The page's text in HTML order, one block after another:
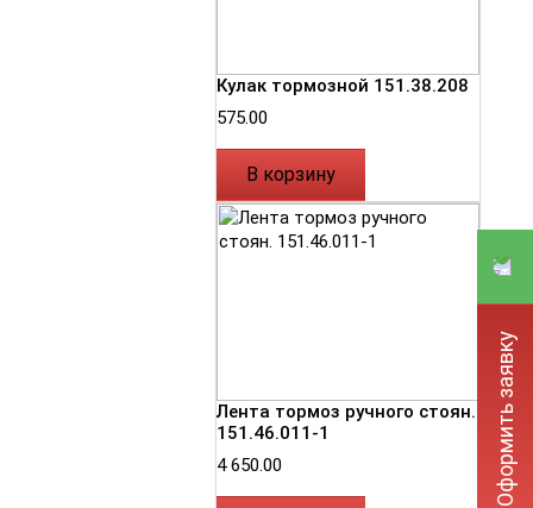
Кулак тормозной 151.38.208
575.00
В корзину
Лента тормоз ручного стоян.
151.46.011-1
4 650.00
Оформить заявку